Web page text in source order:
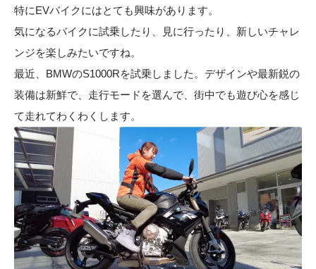
特にEVバイクにはとても興味があります。
気になるバイクに試乗したり、見に行ったり、新しいチャレ
ンジを楽しみたいですね。
最近、BMWのS1000Rを試乗しました。デザインや最新鋭の
装備は新鮮で、走行モードを選んで、街中でも遊び心を感じ
て走れてわくわくします。